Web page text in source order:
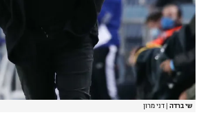
שי ברדה דני מרון